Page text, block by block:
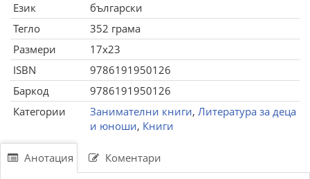
Език
български
Тегло
352 грама
Размери
17x23
ISBN
9786191950126
Баркод
9786191950126
Категории
Занимателни книги, Литература за деца
и юноши, Книги
Анотация Коментари